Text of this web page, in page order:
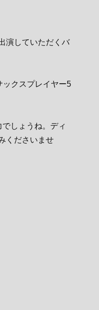
演していただくバ
クスプレイヤー5
しょうね。ディ
くださいませ